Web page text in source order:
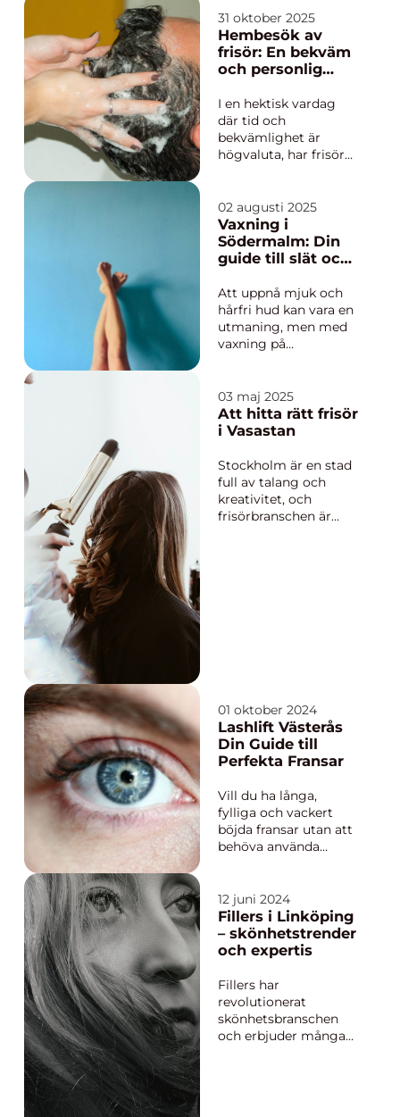
Hedemora söker inte
bara en ny frisyr, utan
också en lugn stund,
professionell
känslan av att bli
sedd. I en mindre stad
som ...
31 oktober 2025
Hembesök av
frisör: En bekväm
och personlig
e
I en hektisk vardag
där tid och
bekvämlighet är
högvaluta, har frisör
tjänst. Möjligheten att
få sitt hår klippt och
stylat hemma
erbjuder både
02 augusti 2025
Vaxning i
Södermalm: Din
guide till slät och
Att uppnå mjuk och
hårfri hud kan vara en
utmaning, men med
vaxning på
Södermalm erbjuder
en rad
välrenommerade
hjälpar dig att uppnå
det ...
03 maj 2025
Att hitta rätt frisör
i Vasastan
Stockholm är en stad
full av talang och
kreativitet, och
frisörbranschen är
01 oktober 2024
Lashlift Västerås
Din Guide till
Perfekta Fransar
Vill du ha långa,
fylliga och vackert
böjda fransar utan att
behöva använda
det perfekta
alternativet för dig. I
Västerås finns det flera
skönhetssalonger
12 juni 2024
Fillers i Linköping
– skönhetstrender
och expertis
Fillers har
revolutionerat
skönhetsbranschen
och erbjuder många